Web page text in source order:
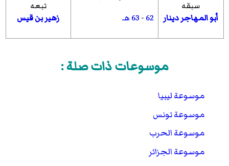
سبقه
أبو المهاجر دينار
62
- 63 هـ
تبعه
زهير بن قيس
موسوعات ذات صلة :
موسوعة ليبيا
موسوعة تونس
موسوعة الحرب
موسوعة الجزائر